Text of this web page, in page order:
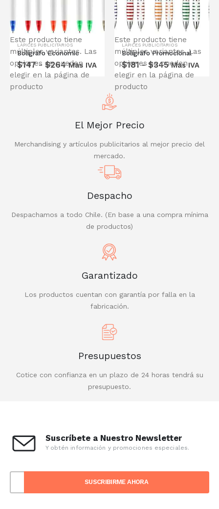
Este producto tiene
múltiples variantes. Las
opciones se pueden
elegir en la página de
producto
LÁPICES PUBLICITARIOS
Bolígrafo Economic
$147- $264 Mas IVA
Este producto tiene
múltiples variantes. Las
opciones se pueden
elegir en la página de
producto
LÁPICES PUBLICITARIOS
Bolígrafo Promocional
$181-$345 Mas IVA
COTIZA CON NOSOTROS
TE ENTREGAMOS UNA
COTIZACIÓN EN
24 hrs
El Mejor Precio
Merchandising y artículos publicitarios al mejor precio del
mercado.
Despacho
Despachamos a todo Chile. (En base a una compra mínima
de productos)
Garantizado
Los productos cuentan con garantía por falla en la
fabricación.
Presupuestos
Cotice con confianza en un plazo de 24 horas tendrá su
presupuesto.
Suscríbete a Nuestro Newsletter
Y obtén información y promociones especiales.